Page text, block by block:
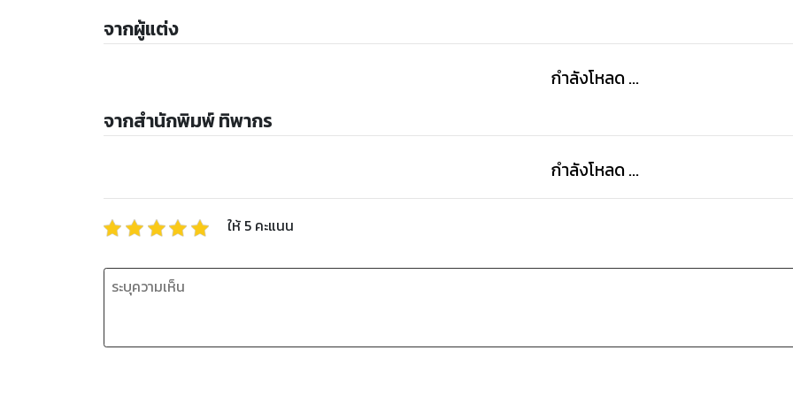
จากผู้แต่ง
กำลังโหลด ...
จากสำนักพิมพ์ ทิพากร
กำลังโหลด ...
ให้ 5 คะแนน